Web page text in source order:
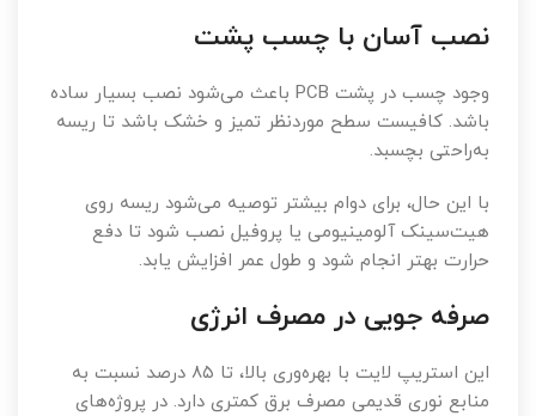
نصب آسان با چسب پشت
وجود چسب در پشت PCB باعث می‌شود نصب بسیار ساده
باشد. کافیست سطح موردنظر تمیز و خشک باشد تا ریسه
به‌راحتی بچسبد.
با این حال، برای دوام بیشتر توصیه می‌شود ریسه روی
هیت‌سینک آلومینیومی یا پروفیل نصب شود تا دفع
حرارت بهتر انجام شود و طول عمر افزایش یابد.
صرفه جویی در مصرف انرژی
این استریپ لایت با بهره‌وری بالا، تا ۸۵ درصد نسبت به
منابع نوری قدیمی مصرف برق کمتری دارد. در پروژه‌های